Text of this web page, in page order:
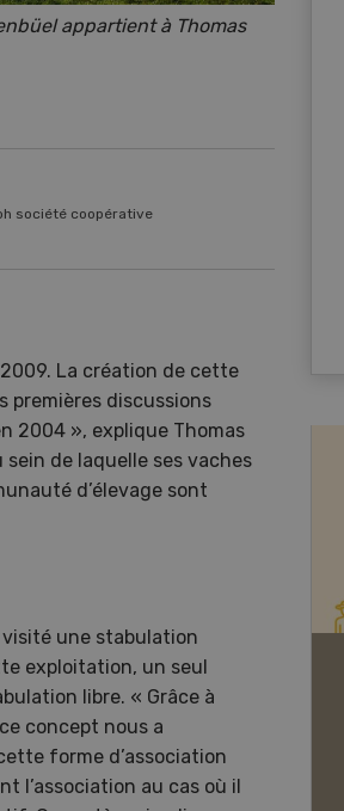
appartient à Thomas
société coopérative
La création de cette
premières discussions
2004 », explique Thomas
de laquelle ses vaches
d’élevage sont
visité une stabulation
exploitation, un seul
libre. « Grâce à
concept nous a
forme d’association
l’association au cas où il
à l’ère du changement
L’agriculture à l’ère
climatique